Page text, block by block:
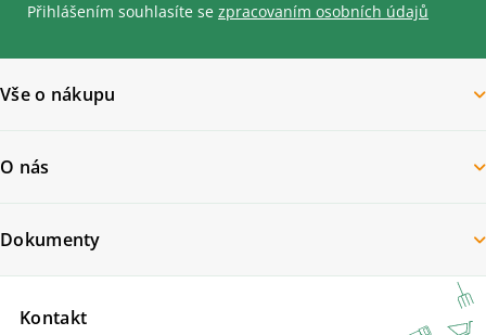
Přihlášením souhlasíte se zpracovaním osobních údajů
Vše o nákupu
O nás
Kontakt
Dokumenty